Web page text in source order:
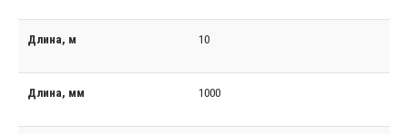
Длина, м 10
Длина, мм 1000